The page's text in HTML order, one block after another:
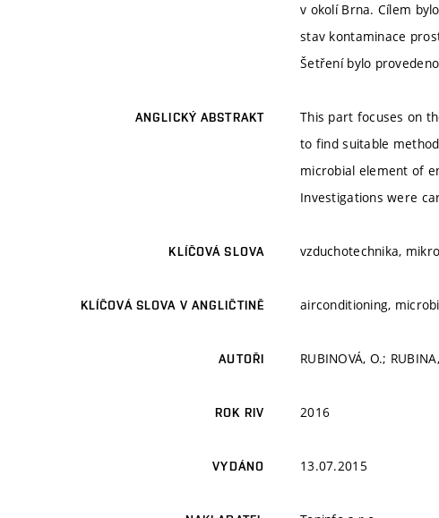
v okolí Brna. Cílem
stav kontaminace
Šetření bylo
ANGLICKÝ ABSTRAKT
This part focuses on
to find suitable
microbial element of
Investigations were
KLÍČOVÁ SLOVA vzduchotechnika,
KLÍČOVÁ SLOVA V ANGLIČTINĚ airconditioning,
AUTOŘI RUBINOVÁ, O.;
ROK RIV 2016
VYDÁNO 13.07.2015